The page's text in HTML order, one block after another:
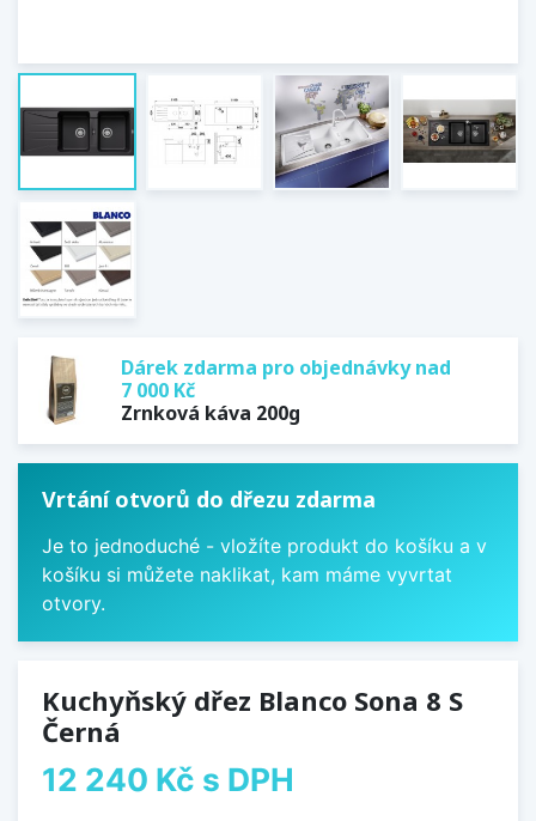
Dárek zdarma pro objednávky nad
7 000 Kč
Zrnková káva 200g
Vrtání otvorů do dřezu zdarma
Je to jednoduché - vložíte produkt do košíku a v
košíku si můžete naklikat, kam máme vyvrtat
otvory.
Kuchyňský dřez Blanco Sona 8 S
Černá
12 240 Kč s DPH